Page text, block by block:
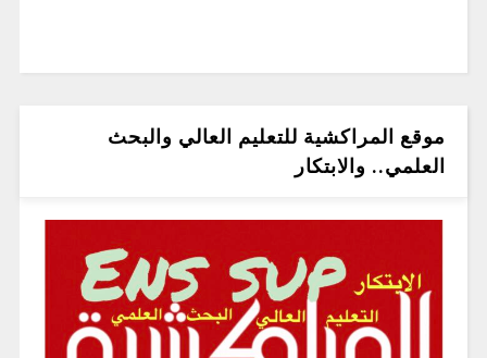
موقع المراكشية للتعليم العالي والبحث
العلمي.. والابتكار